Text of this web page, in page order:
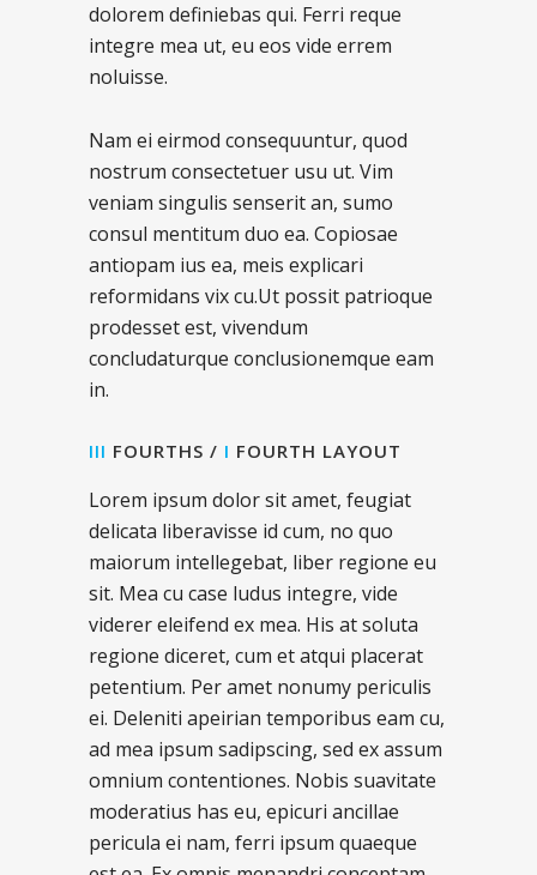
dolorem definiebas qui. Ferri reque
integre mea ut, eu eos vide errem
noluisse.
Nam ei eirmod consequuntur, quod
nostrum consectetuer usu ut. Vim
veniam singulis senserit an, sumo
consul mentitum duo ea. Copiosae
antiopam ius ea, meis explicari
reformidans vix cu.Ut possit patrioque
prodesset est, vivendum
concludaturque conclusionemque eam
in.
III FOURTHS / I FOURTH LAYOUT
Lorem ipsum dolor sit amet, feugiat
delicata liberavisse id cum, no quo
maiorum intellegebat, liber regione eu
sit. Mea cu case ludus integre, vide
viderer eleifend ex mea. His at soluta
regione diceret, cum et atqui placerat
petentium. Per amet nonumy periculis
ei. Deleniti apeirian temporibus eam cu,
ad mea ipsum sadipscing, sed ex assum
omnium contentiones. Nobis suavitate
moderatius has eu, epicuri ancillae
pericula ei nam, ferri ipsum quaeque